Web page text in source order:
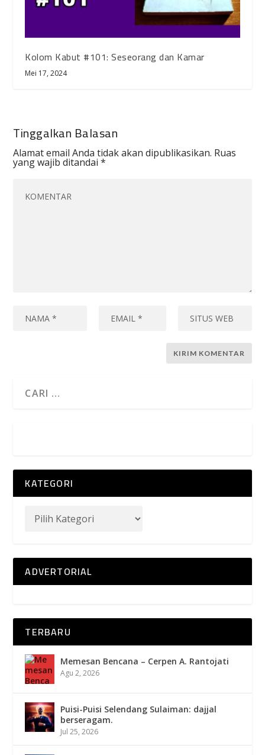
Kolom Kabut #101: Seseorang dan Kamar
Mei 17, 2024
Tinggalkan Balasan
Alamat email Anda tidak akan dipublikasikan. Ruas
yang wajib ditandai*
KATEGORI
ADVERTORIAL
TERBARU
Memesan Bencana – Cerpen A. Rantojati
Agu 2, 2026
Puisi-Puisi Selendang Sulaiman: dajjal
berseragam.
Jul 25, 2026